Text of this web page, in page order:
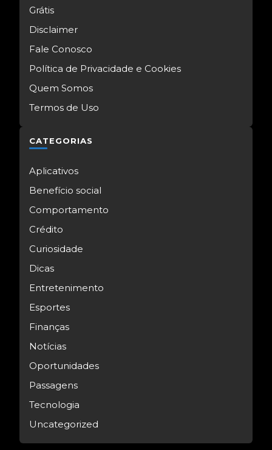
Grátis
Disclaimer
Fale Conosco
Política de Privacidade e Cookies
Quem Somos
Termos de Uso
CATEGORIAS
Aplicativos
Benefício social
Comportamento
Crédito
Curiosidade
Dicas
Entretenimento
Esportes
Finanças
Notícias
Oportunidades
Passagens
Tecnologia
Uncategorized